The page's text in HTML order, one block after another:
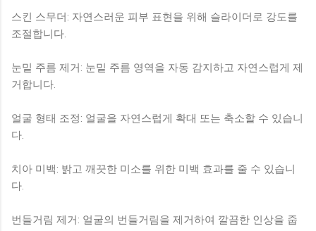
스킨 스무더: 자연스러운 피부 표현을 위해 슬라이더로 강도를
조절합니다.
눈밑 주름 제거: 눈밑 주름 영역을 자동 감지하고 자연스럽게 제
거합니다.
얼굴 형태 조정: 얼굴을 자연스럽게 확대 또는 축소할 수 있습니
다.
치아 미백: 밝고 깨끗한 미소를 위한 미백 효과를 줄 수 있습니
다.
번들거림 제거: 얼굴의 번들거림을 제거하여 깔끔한 인상을 줍